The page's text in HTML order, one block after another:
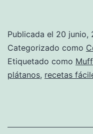
Publicada el 20 junio,
Categorizado como
Etiquetado como
plátanos, recetas